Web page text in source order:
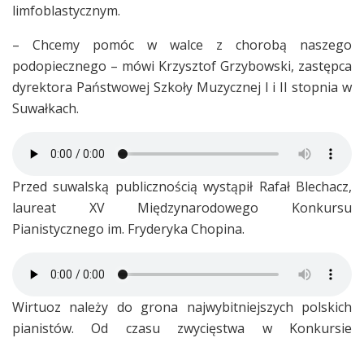
limfoblastycznym.
– Chcemy pomóc w walce z chorobą naszego
podopiecznego – mówi Krzysztof Grzybowski, zastępca
dyrektora Państwowej Szkoły Muzycznej I i II stopnia w
Suwałkach.
Przed suwalską publicznością wystąpił Rafał Blechacz,
laureat XV Międzynarodowego Konkursu
Pianistycznego im. Fryderyka Chopina.
Wirtuoz należy do grona najwybitniejszych polskich
pianistów. Od czasu zwycięstwa w Konkursie